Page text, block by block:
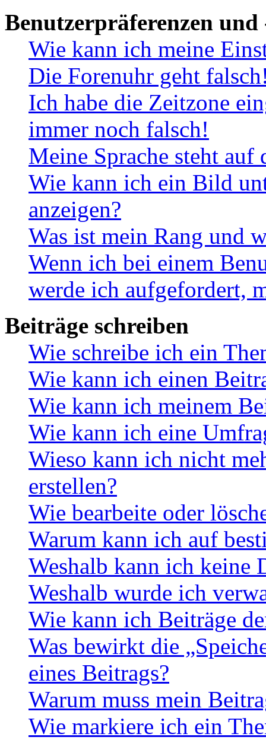
Benutzerpräferenzen und
Wie kann ich meine
Die Forenuhr geht
Ich habe die Zeitzone
immer noch falsch!
Meine Sprache steht
Wie kann ich ein Bild
anzeigen?
Was ist mein Rang und
Wenn ich bei einem
werde ich aufgefordert,
Beiträge schreiben
Wie schreibe ich ein
Wie kann ich einen
Wie kann ich meinem
Wie kann ich eine
Wieso kann ich nicht
erstellen?
Wie bearbeite oder
Warum kann ich auf
Weshalb kann ich keine
Weshalb wurde ich
Wie kann ich Beiträge
Was bewirkt die
eines Beitrags?
Warum muss mein
Wie markiere ich ein